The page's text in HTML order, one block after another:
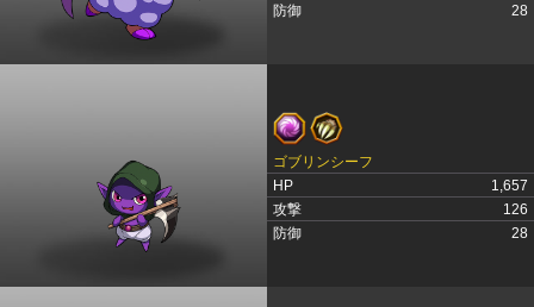
防御
28
ゴブリンシーフ
HP
1,657
攻撃
126
防御
28